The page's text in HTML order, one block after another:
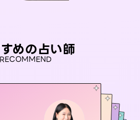
めの占い師
RECOMMEND